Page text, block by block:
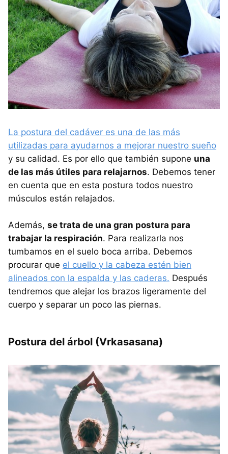
La postura del cadáver es una de las más
utilizadas para ayudarnos a mejorar nuestro sueño
y su calidad. Es por ello que también supone una
de las más útiles para relajarnos. Debemos tener
en cuenta que en esta postura todos nuestro
músculos están relajados.
Además, se trata de una gran postura para
trabajar la respiración. Para realizarla nos
tumbamos en el suelo boca arriba. Debemos
procurar que el cuello y la cabeza estén bien
alineados con la espalda y las caderas. Después
tendremos que alejar los brazos ligeramente del
cuerpo y separar un poco las piernas.
Postura del árbol (Vrkasasana)